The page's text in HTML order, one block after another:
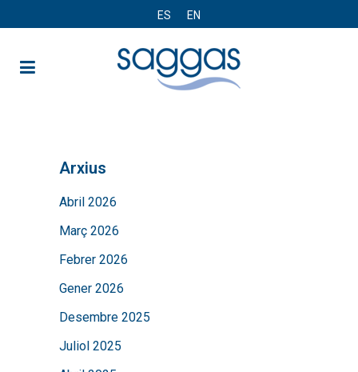
ES EN
Arxius
Abril 2026
Març 2026
Febrer 2026
Gener 2026
Desembre 2025
Juliol 2025